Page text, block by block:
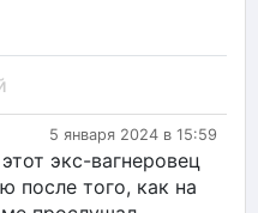
5 января 2024 в 15:59
экс-вагнеровец
после того, как на